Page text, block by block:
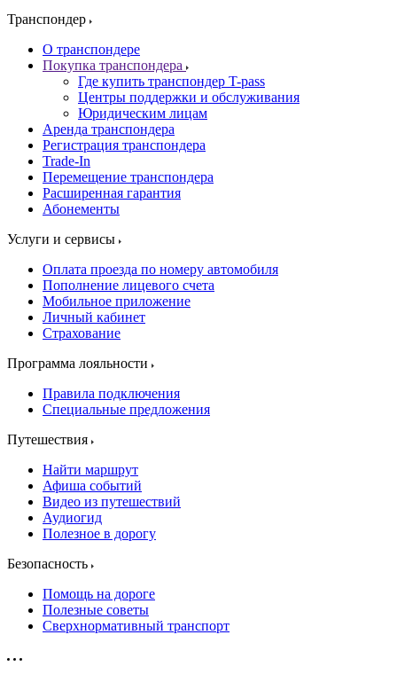
Транспондер
О транспондере
Покупка транспондера
Где купить транспондер T-pass
Центры поддержки и обслуживания
Юридическим лицам
Аренда транспондера
Регистрация транспондера
Trade-In
Перемещение транспондера
Расширенная гарантия
Абонементы
Услуги и сервисы
Оплата проезда по номеру автомобиля
Пополнение лицевого счета
Мобильное приложение
Личный кабинет
Страхование
Программа лояльности
Правила подключения
Специальные предложения
Путешествия
Найти маршрут
Афиша событий
Видео из путешествий
Аудиогид
Полезное в дорогу
Безопасность
Помощь на дороге
Полезные советы
Сверхнормативный транспорт